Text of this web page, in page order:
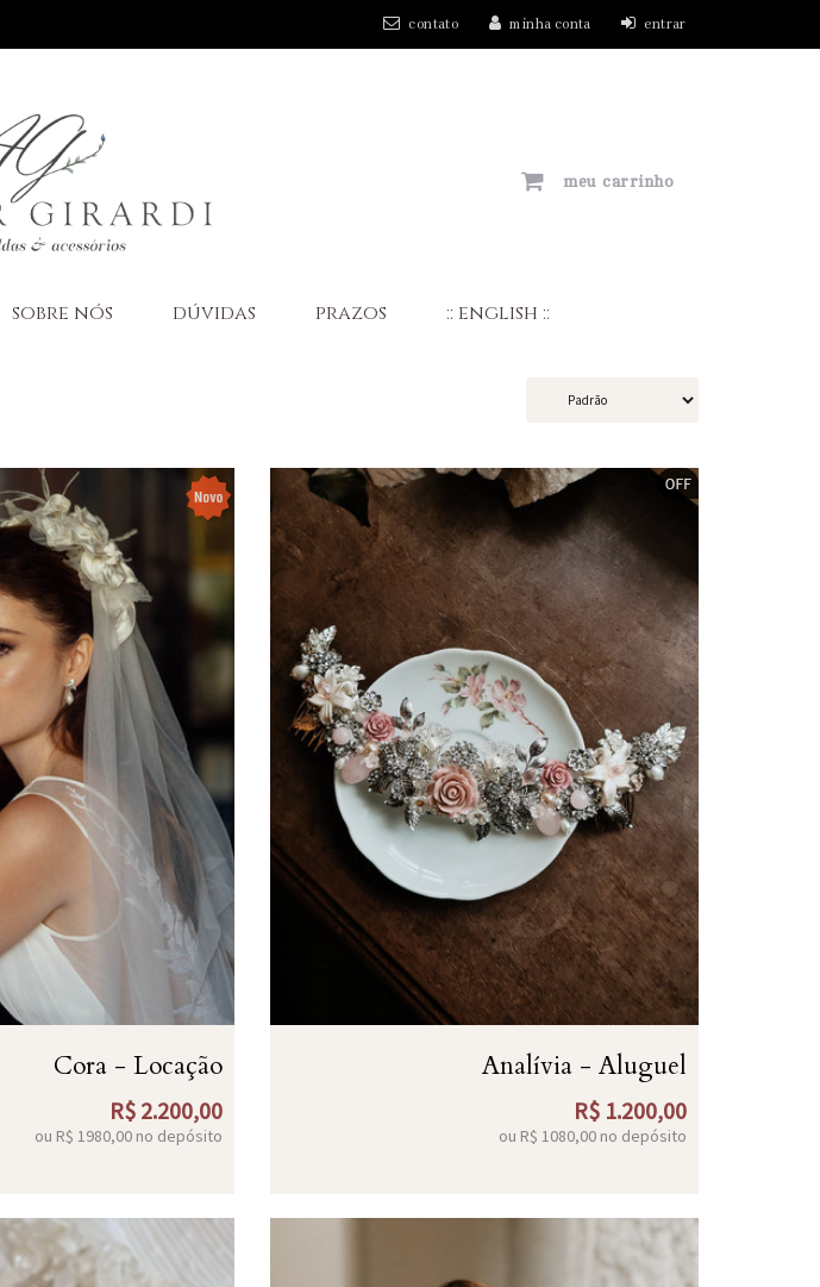
contato minha conta entrar
meu carrinho
sobre nós dúvidas prazos :: english ::
Cora - Locação
R$ 2.200,00
ou R$ 1980,00 no depósito
Analívia - Aluguel
R$ 1.200,00
ou R$ 1080,00 no depósito